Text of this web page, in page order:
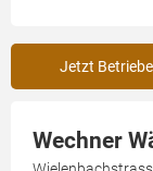
Jetzt
Wechner